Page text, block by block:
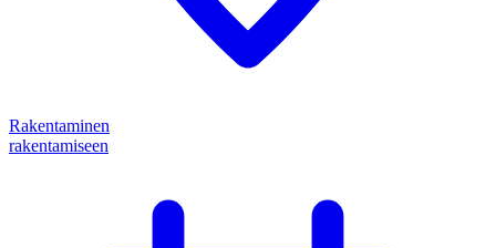
Rakentaminen
rakentamiseen